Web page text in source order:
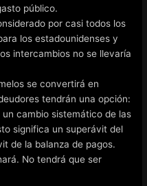
público.
por casi todos los
los estadounidenses y
intercambios no se llevaría
se convertirá en
tendrán una opción:
cambio sistemático de las
significa un superávit del
de la balanza de pagos.
No tendrá que ser